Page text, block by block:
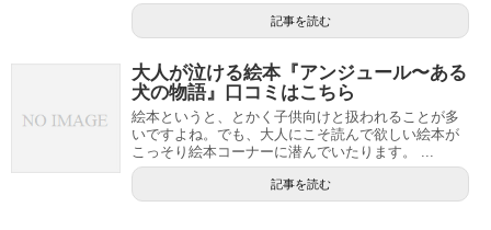
記事を読む
大人が泣ける絵本『アンジュール〜ある
犬の物語』口コミはこちら
絵本というと、とかく子供向けと扱われることが多
いですよね。でも、大人にこそ読んで欲しい絵本が
こっそり絵本コーナーに潜んでいたります。 ...
記事を読む